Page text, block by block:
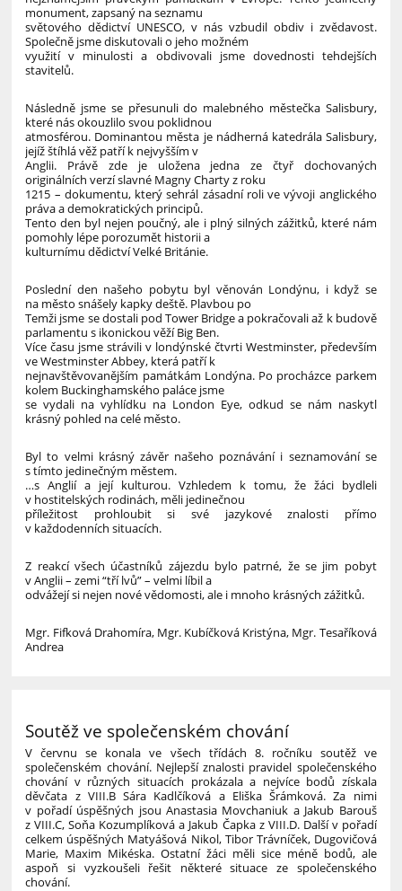
monument, zapsaný na seznamu
světového dědictví UNESCO, v nás vzbudil obdiv i zvědavost.
Společně jsme diskutovali o jeho možném
využití v minulosti a obdivovali jsme dovednosti tehdejších
stavitelů.
Následně jsme se přesunuli do malebného městečka Salisbury,
které nás okouzlilo svou poklidnou
atmosférou. Dominantou města je nádherná katedrála Salisbury,
jejíž štíhlá věž patří k nejvyšším v
Anglii. Právě zde je uložena jedna ze čtyř dochovaných
originálních verzí slavné Magny Charty z roku
1215 – dokumentu, který sehrál zásadní roli ve vývoji anglického
práva a demokratických principů.
Tento den byl nejen poučný, ale i plný silných zážitků, které nám
pomohly lépe porozumět historii a
kulturnímu dědictví Velké Británie.
Poslední den našeho pobytu byl věnován Londýnu, i když se
na město snášely kapky deště. Plavbou po
Temži jsme se dostali pod Tower Bridge a pokračovali až k budově
parlamentu s ikonickou věží Big Ben.
Více času jsme strávili v londýnské čtvrti Westminster, především
ve Westminster Abbey, která patří k
nejnavštěvovanějším památkám Londýna. Po procházce parkem
kolem Buckinghamského paláce jsme
se vydali na vyhlídku na London Eye, odkud se nám naskytl
krásný pohled na celé město.
Byl to velmi krásný závěr našeho poznávání i seznamování se
s tímto jedinečným městem.
…s Anglií a její kulturou. Vzhledem k tomu, že žáci bydleli
v hostitelských rodinách, měli jedinečnou
příležitost prohloubit si své jazykové znalosti přímo
v každodenních situacích.
Z reakcí všech účastníků zájezdu bylo patrné, že se jim pobyt
v Anglii – zemi “tří lvů” – velmi líbil a
odvážejí si nejen nové vědomosti, ale i mnoho krásných zážitků.
Mgr. Fifková Drahomíra, Mgr. Kubíčková Kristýna, Mgr. Tesaříková
Andrea
Soutěž ve společenském chování
V červnu se konala ve všech třídách 8. ročníku soutěž ve
společenském chování. Nejlepší znalosti pravidel společenského
chování v různých situacích prokázala a nejvíce bodů získala
děvčata z VIII.B Sára Kadlčíková a Eliška Šrámková. Za nimi
v pořadí úspěšných jsou Anastasia Movchaniuk a Jakub Barouš
z VIII.C, Soňa Kozumplíková a Jakub Čapka z VIII.D. Další v pořadí
celkem úspěšných Matyášová Nikol, Tibor Trávníček, Dugovičová
Marie, Maxim Mikéska. Ostatní žáci měli sice méně bodů, ale
aspoň si vyzkoušeli řešit některé situace ze společenského
chování.